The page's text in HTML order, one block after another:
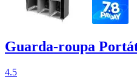
Guarda-roupa
4.5